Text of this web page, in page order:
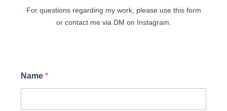
For questions regarding my work, please use this form
or contact me via DM on Instagram.
Name *